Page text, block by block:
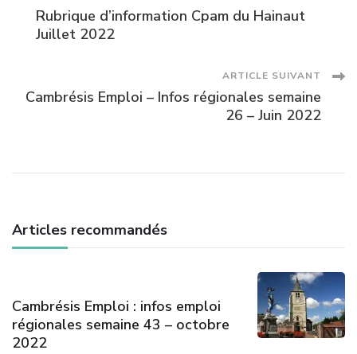
des
articles
Rubrique d’information Cpam du Hainaut
Juillet 2022
ARTICLE SUIVANT
Cambrésis Emploi – Infos régionales semaine
26 – Juin 2022
Articles recommandés
Cambrésis Emploi : infos emploi
régionales semaine 43 – octobre
2022